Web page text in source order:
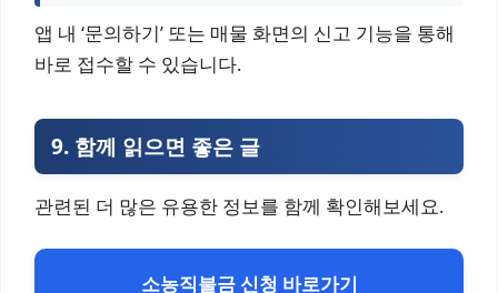
앱 내 ‘문의하기’ 또는 매물 화면의 신고 기능을 통해
바로 접수할 수 있습니다.
9. 함께 읽으면 좋은 글
관련된 더 많은 유용한 정보를 함께 확인해보세요.
소농직불금 신청 바로가기